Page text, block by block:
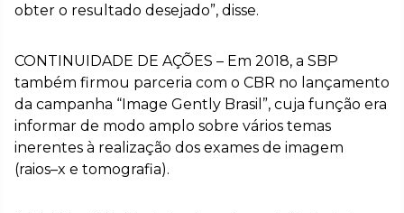
obter o resultado desejado”, disse.
CONTINUIDADE DE AÇÕES – Em 2018, a SBP
também firmou parceria com o CBR no lançamento
da campanha “Image Gently Brasil”, cuja função era
informar de modo amplo sobre vários temas
inerentes à realização dos exames de imagem
(raios–x e tomografia).